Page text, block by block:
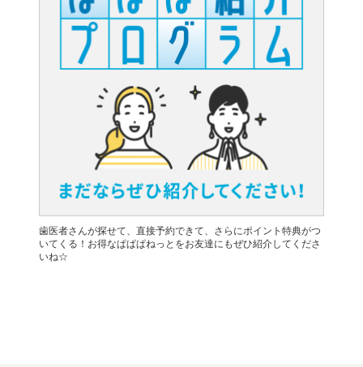
歯医者さんが探せて、直接予約できて、さらにポイント特典がつ
いてくる！お得なぱぱぱねっとをお友達にもぜひ紹介してくださ
いね☆